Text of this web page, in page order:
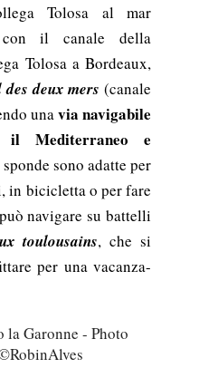
Tolosa al mar
on il canale della
Tolosa a Bordeaux,
deux mers (canale
unavia navigabile
Mediterraneo e
sponde sono adatte per
in bicicletta o per fare
navigare su battelli
toulousains, che si
per una vacanza-